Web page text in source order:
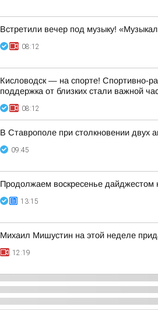
Встретили вечер под музыку!
08:12
Кисловодск — на спорте! Спортивно-
поддержка от близких стали важной
08:12
В Ставрополе при столкновении двух
09:45
Продолжаем воскресенье дайджестом
13:15
Михаил Мишустин на этой неделе
12:19